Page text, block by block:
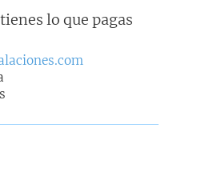
lo que pagas